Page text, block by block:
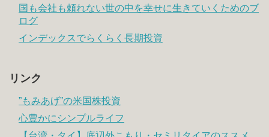
国も会社も頼れない世の中を幸せに生きていくためのブ
ログ
インデックスでらくらく長期投資
リンク
”もみあげ”の米国株投資
心豊かにシンプルライフ